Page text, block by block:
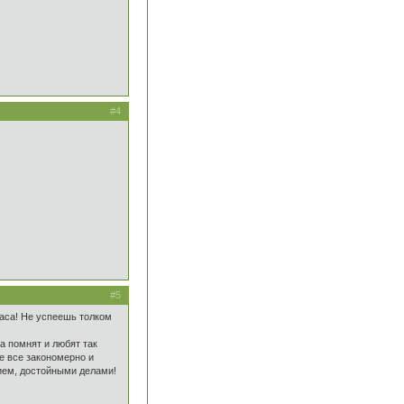
#4
#5
Не успеешь толком
помнят и любят так
все закономерно и
достойными делами!